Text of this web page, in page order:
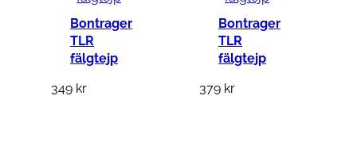
Bontrager
TLR
fälgtejp
349 kr
Bontrager
TLR
fälgtejp
379 kr